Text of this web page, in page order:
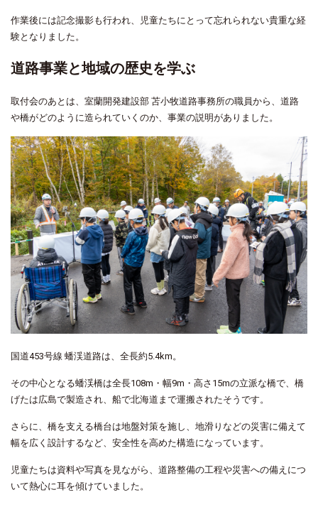
作業後には記念撮影も行われ、児童たちにとって忘れられない貴重な経
験となりました。
道路事業と地域の歴史を学ぶ
取付会のあとは、室蘭開発建設部 苫小牧道路事務所の職員から、道路
や橋がどのように造られていくのか、事業の説明がありました。
国道453号線 蟠渓道路は、全長約5.4km。
その中心となる蟠渓橋は全長108m・幅9m・高さ15mの立派な橋で、橋
げたは広島で製造され、船で北海道まで運搬されたそうです。
さらに、橋を支える橋台は地盤対策を施し、地滑りなどの災害に備えて
幅を広く設計するなど、安全性を高めた構造になっています。
児童たちは資料や写真を見ながら、道路整備の工程や災害への備えにつ
いて熱心に耳を傾けていました。